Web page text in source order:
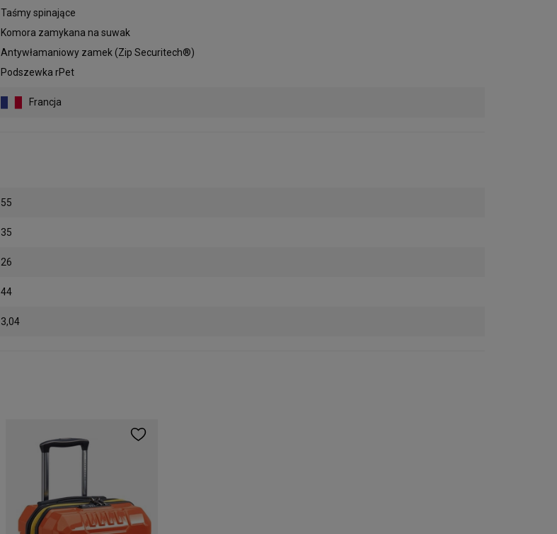
Taśmy spinające
Komora zamykana na suwak
Antywłamaniowy zamek (Zip Securitech®)
Podszewka rPet
Francja
55
35
26
44
3,04